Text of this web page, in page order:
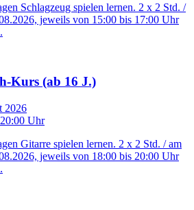
Schlagzeug spielen lernen. 2 x 2 Std. /
jeweils von 15:00 bis 17:00 Uhr
Kurs (ab 16 J.)
2026
20:00 Uhr
Gitarre spielen lernen. 2 x 2 Std. / am
jeweils von 18:00 bis 20:00 Uhr